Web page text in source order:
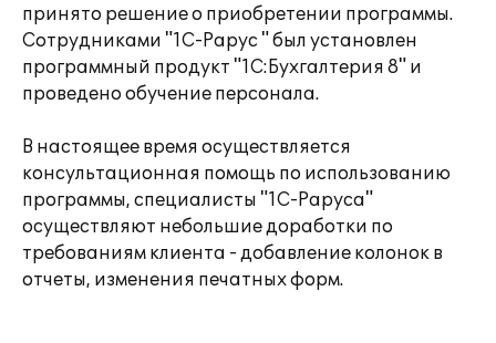
принято решение о приобретении программы.
Сотрудниками "1С-Рарус " был установлен
программный продукт "1С:Бухгалтерия 8" и
проведено обучение персонала.
В настоящее время осуществляется
консультационная помощь по использованию
программы, специалисты "1С-Раруса"
осуществляют небольшие доработки по
требованиям клиента - добавление колонок в
отчеты, изменения печатных форм.